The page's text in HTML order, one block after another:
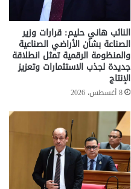
النائب هاني حليم: قرارات وزير
الصناعة بشأن الأراضي الصناعية
والمنظومة الرقمية تمثل انطلاقة
جديدة لجذب الاستثمارات وتعزيز
الإنتاج
8 أغسطس، 2026